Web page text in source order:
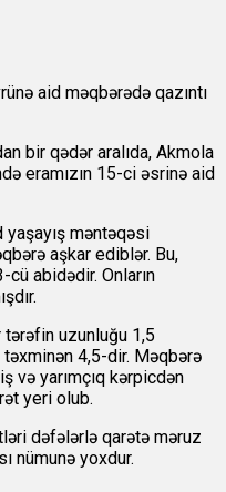
aid məqbərədə qazıntı
bir qədər aralıda, Akmola
eramızın 15-ci əsrinə aid
məntəqəsi
aşkar ediblər. Bu,
abidədir. Onların
tərəfin uzunluğu 1,5
4,5-dir. Məqbərə
və yarımçıq kərpicdən
yeri olub.
dəfələrlə qarətə məruz
nümunə yoxdur.